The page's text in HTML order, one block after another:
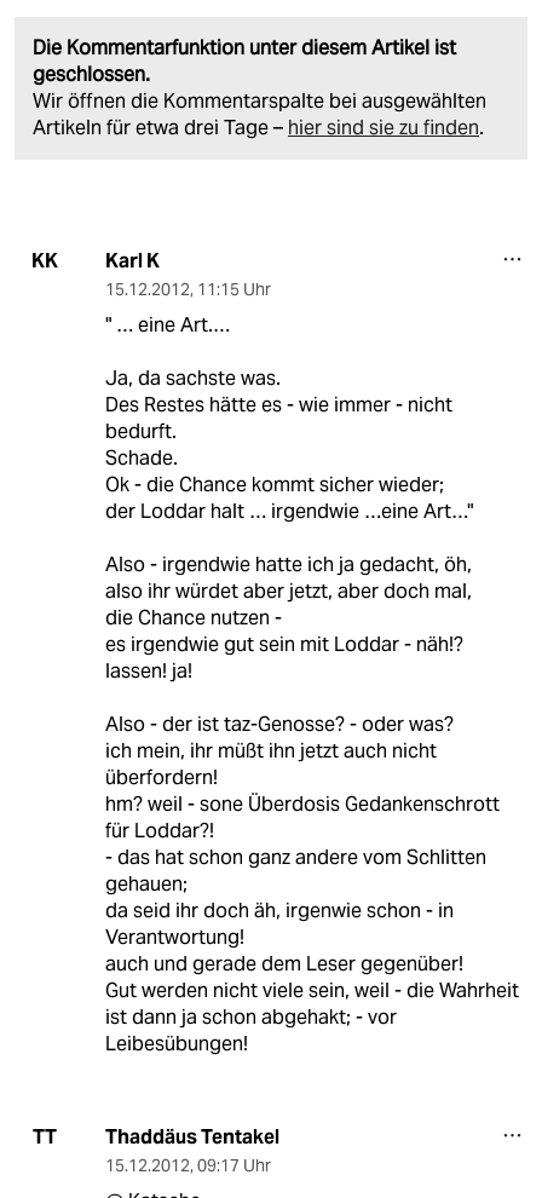
Die Kommentarfunktion unter diesem Artikel ist
geschlossen.
Wir öffnen die Kommentarspalte bei ausgewählten
Artikeln für etwa drei Tage – hier sind sie zu finden.
KK Karl K
15.12.2012, 11:15 Uhr
" … eine Art.…
Ja, da sachste was.
Des Restes hätte es - wie immer - nicht
bedurft.
Schade.
Ok - die Chance kommt sicher wieder;
der Loddar halt … irgendwie …eine Art…"
Also - irgendwie hatte ich ja gedacht, öh,
also ihr würdet aber jetzt, aber doch mal,
die Chance nutzen -
es irgendwie gut sein mit Loddar - näh!?
lassen! ja!
Also - der ist taz-Genosse? - oder was?
ich mein, ihr müßt ihn jetzt auch nicht
überfordern!
hm? weil - sone Überdosis Gedankenschrott
für Loddar?!
- das hat schon ganz andere vom Schlitten
gehauen;
da seid ihr doch äh, irgenwie schon - in
Verantwortung!
auch und gerade dem Leser gegenüber!
Gut werden nicht viele sein, weil - die Wahrheit
ist dann ja schon abgehakt; - vor
Leibesübungen!
TT Thaddäus Tentakel
15.12.2012, 09:17 Uhr